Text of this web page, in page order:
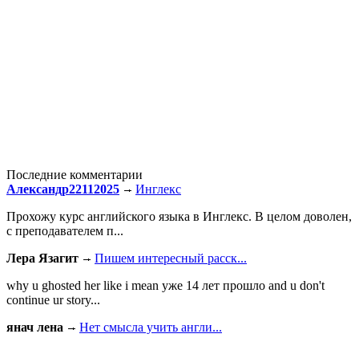
Последние комментарии
Александр22112025
Инглекс
Прохожу курс английского языка в Инглекс. В целом доволен,
с преподавателем п...
Лера Язагит
Пишем интересный расск...
why u ghosted her like i mean уже 14 лет прошло and u don't
continue ur story...
янач лена
Нет смысла учить англи...